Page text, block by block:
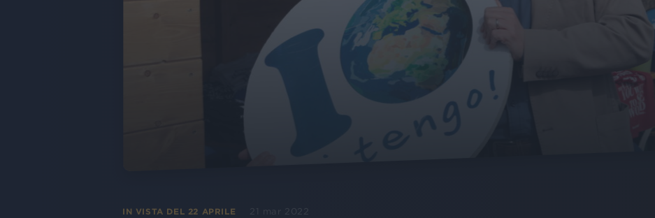
IN VISTA DEL 22 APRILE 21 mar 2022